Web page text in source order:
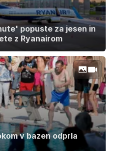
popuste za jesen in
z Ryanairom
v bazen odprla